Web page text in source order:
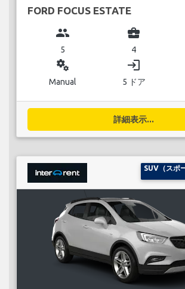
FORD FOCUS ESTATE
group
5
business_center
4
miscellaneous_services
Manual
login
5 ドア
詳細表示...
SUV（スポ